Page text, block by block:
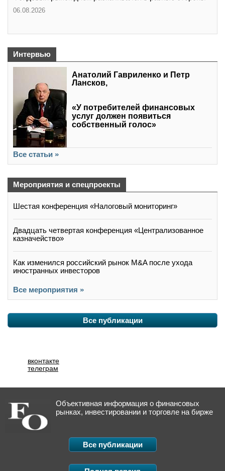
06.08.2026
Интервью
Анатолий Гавриленко и Петр
Лансков,
«У потребителей финансовых
услуг должен появиться
собственный голос»
Все статьи »
Мероприятия и спецпроекты
Шестая конференция «Налоговый мониторинг»
Двадцать четвертая конференция «Централизованное
казначейство»
Как изменился российский рынок M&A после ухода
иностранных инвесторов
Все мероприятия »
Все публикации
вконтакте
телеграм
Объективная информация о финансовых
рынках, инвестировании и торговле на бирже
Все публикации